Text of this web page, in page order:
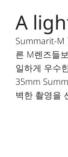
A
Summarit-M
른 M렌즈들
일하게 우수
35mm
벽한 촬영을